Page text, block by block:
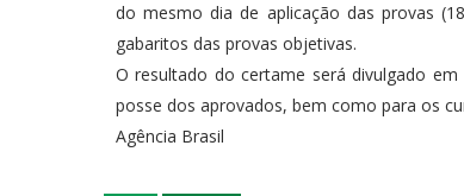
do mesmo dia de aplicação das provas
gabaritos das provas objetivas.
O resultado do certame será divulgado
posse dos aprovados, bem como para os
Agência Brasil